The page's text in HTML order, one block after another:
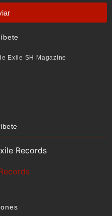
Exile SH Magazine
Records